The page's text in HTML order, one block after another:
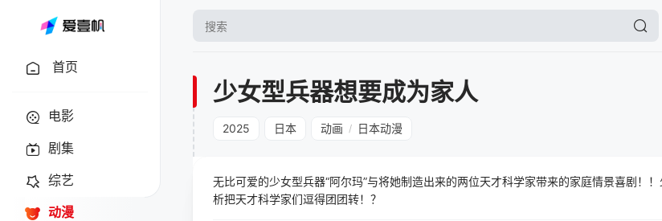
首页
电影
剧集
综艺
动漫
少女型兵器想要成为家人
2025 日本 动画 / 日本动漫
无比可爱的少女型兵器“阿尔玛”与将她制造出来的两位天才科学家带来的家庭情景喜剧！
析把天才科学家们逗得团团转！？